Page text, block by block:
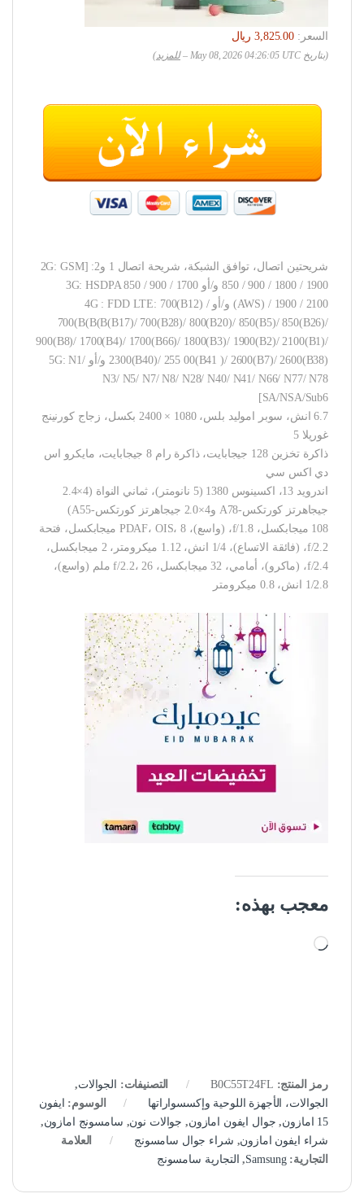
السعر:
‏3,825.00 ريال
(بتاريخ May 08, 2026 04:26:05 UTC – للمزيد)
شريحتين اتصال، توافق الشبكة، شريحة اتصال 1 و2: [2G: GSM
850 / 900 / 1800 / 1900 و/أو 3G: HSDPA 850 / 900 / 1700
(AWS) / 1900 / 2100 و/أو 4G : FDD LTE: 700(B12) /
700(B(B(B(B17)/ 700(B28)/ 800(B20)/ 850(B5)/ 850(B26)/
900(B8)/ 1700(B4)/ 1700(B66)/ 1800(B3)/ 1900(B2)/ 2100(B1)/
2300(B40)/ 255 00(B41 )/ 2600(B7)/ 2600(B38) و/أو 5G: N1/
N3/ N5/ N7/ N8/ N28/ N40/ N41/ N66/ N77/ N78
SA/NSA/Sub6]
6.7 انش، سوبر اموليد بلس، 1080 × 2400 بكسل، زجاج كورنينج
غوريلا 5
ذاكرة تخزين 128 جيجابايت، ذاكرة رام 8 جيجابايت، مايكرو اس
دي اكس سي
اندرويد 13، اكسينوس 1380 (5 نانومتر)، ثماني النواة (4×2.4
جيجاهرتز كورتكس-A78 و4×2.0 جيجاهرتز كورتكس-A55)
108 ميجابكسل، f/1.8، (واسع)، PDAF، OIS، 8 ميجابكسل، فتحة
f/2.2، (فائقة الاتساع)، 1/4 انش، 1.12 ميكرومتر، 2 ميجابكسل،
f/2.4، (ماكرو)، أمامي، 32 ميجابكسل، f/2.2، 26 ملم (واسع)،
1/2.8 انش، 0.8 ميكرومتر
معجب بهذه:
جاري التحميل…
رمز المنتج: B0C55T24FL التصنيفات: الجوالات,
الجوالات، الأجهزة اللوحية وإكسسواراتها
الوسوم: ايفون
15 امازون
, جوال ايفون امازون, جوالات نون, سامسونج امازون,
شراء ايفون امازون, شراء جوال سامسونج
العلامة
التجارية:Samsung
, التجارية سامسونج